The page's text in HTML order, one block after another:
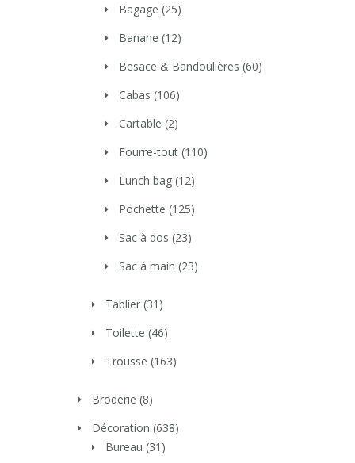
Bagage (25)
Banane (12)
Besace & Bandoulières (60)
Cabas (106)
Cartable (2)
Fourre-tout (110)
Lunch bag (12)
Pochette (125)
Sac à dos (23)
Sac à main (23)
Tablier (31)
Toilette (46)
Trousse (163)
Broderie (8)
Décoration (638)
Bureau (31)